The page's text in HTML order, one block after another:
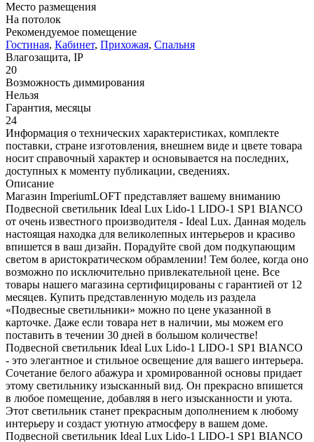
Место размещения
На потолок
Рекомендуемое помещение
Гостиная, Кабинет, Прихожая, Спальня
Влагозащита, IP
20
Возможность диммирования
Нельзя
Гарантия, месяцы
24
Информация о технических характеристиках, комплекте
поставки, стране изготовления, внешнем виде и цвете товара
носит справочный характер и основывается на последних,
доступных к моменту публикации, сведениях.
Описание
Магазин ImperiumLOFT представляет вашему вниманию
Подвесной светильник Ideal Lux Lido-1 LIDO-1 SP1 BIANCO
от очень известного производителя - Ideal Lux. Данная модель
настоящая находка для великолепных интерьеров и красиво
впишется в ваш дизайн. Порадуйте свой дом подкупающим
светом в аристократическом обрамлении! Тем более, когда оно
возможно по исключительно привлекательной цене. Все
товары нашего магазина сертифицированы с гарантией от 12
месяцев. Купить представленную модель из раздела
«Подвесные светильники» можно по цене указанной в
карточке. Даже если товара нет в наличии, мы можем его
поставить в течении 30 дней в большом количестве!
Подвесной светильник Ideal Lux Lido-1 LIDO-1 SP1 BIANCO
- это элегантное и стильное освещение для вашего интерьера.
Сочетание белого абажура и хромированной основы придает
этому светильнику изысканный вид. Он прекрасно впишется
в любое помещение, добавляя в него изысканности и уюта.
Этот светильник станет прекрасным дополнением к любому
интерьеру и создаст уютную атмосферу в вашем доме.
Подвесной светильник Ideal Lux Lido-1 LIDO-1 SP1 BIANCO